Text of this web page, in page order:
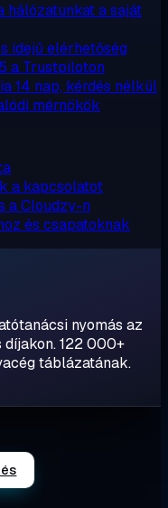
hálózatunkat a saját
idejű elérhetőség
a Trustpiloton
14 nap, kérdés nélkül
mérnökök
a kapcsolatot
a Cloudzy-n
és csapatoknak
nyomás az
122 000+
táblázatának.